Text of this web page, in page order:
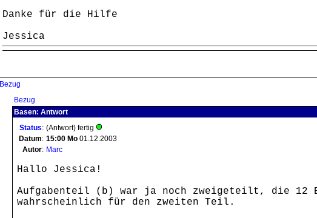
Danke für die Hilfe
Jessica
Bezug
Bezug
Basen: Antwort
Status: (Antwort) fertig
Datum: 15:00 Mo 01.12.2003
Autor: Marc
Hallo Jessica!
Aufgabenteil (b) war ja noch zweigeteilt, die 12
wahrscheinlich für den zweiten Teil.